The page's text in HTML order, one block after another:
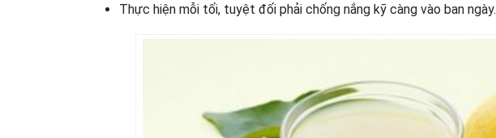
Thực hiện mỗi tối, tuyệt đối phải chống nắng kỹ càng vào ban ngày.